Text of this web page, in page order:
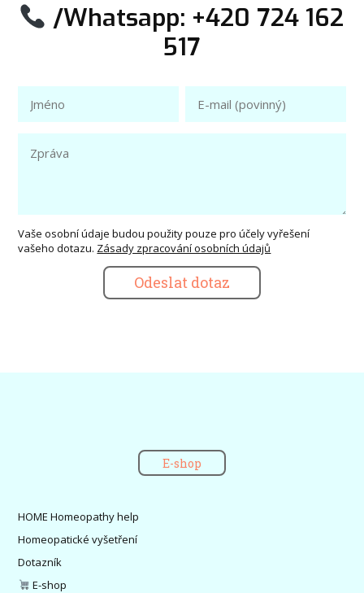
/Whatsapp: +420 724 162
517
Vaše osobní údaje budou použity pouze pro účely vyřešení
vašeho dotazu. Zásady zpracování osobních údajů
Odeslat dotaz
E-shop
HOME Homeopathy help
Homeopatické vyšetření
Dotazník
E-shop